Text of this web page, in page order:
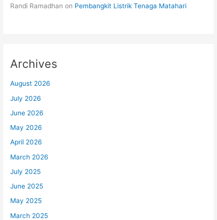
Randi Ramadhan on Pembangkit Listrik Tenaga Matahari
Archives
August 2026
July 2026
June 2026
May 2026
April 2026
March 2026
July 2025
June 2025
May 2025
March 2025